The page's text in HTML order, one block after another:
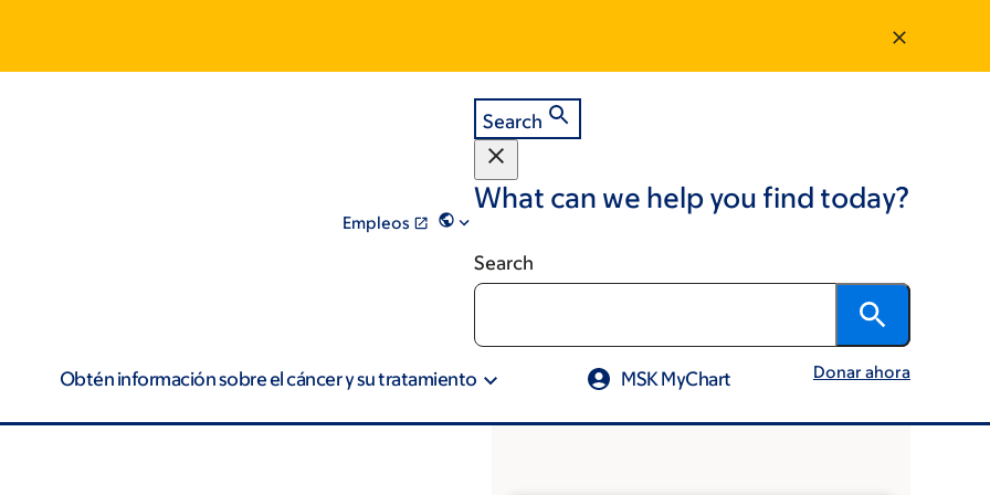
Empleos
Search
What can we help you find today?
Search
Obtén información sobre el cáncer y su tratamiento MSK MyChart Donar ahora